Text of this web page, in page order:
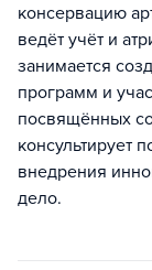
консервацию
ведёт учёт и
занимается
программ и
посвящённых
консультирует
внедрения
дело.